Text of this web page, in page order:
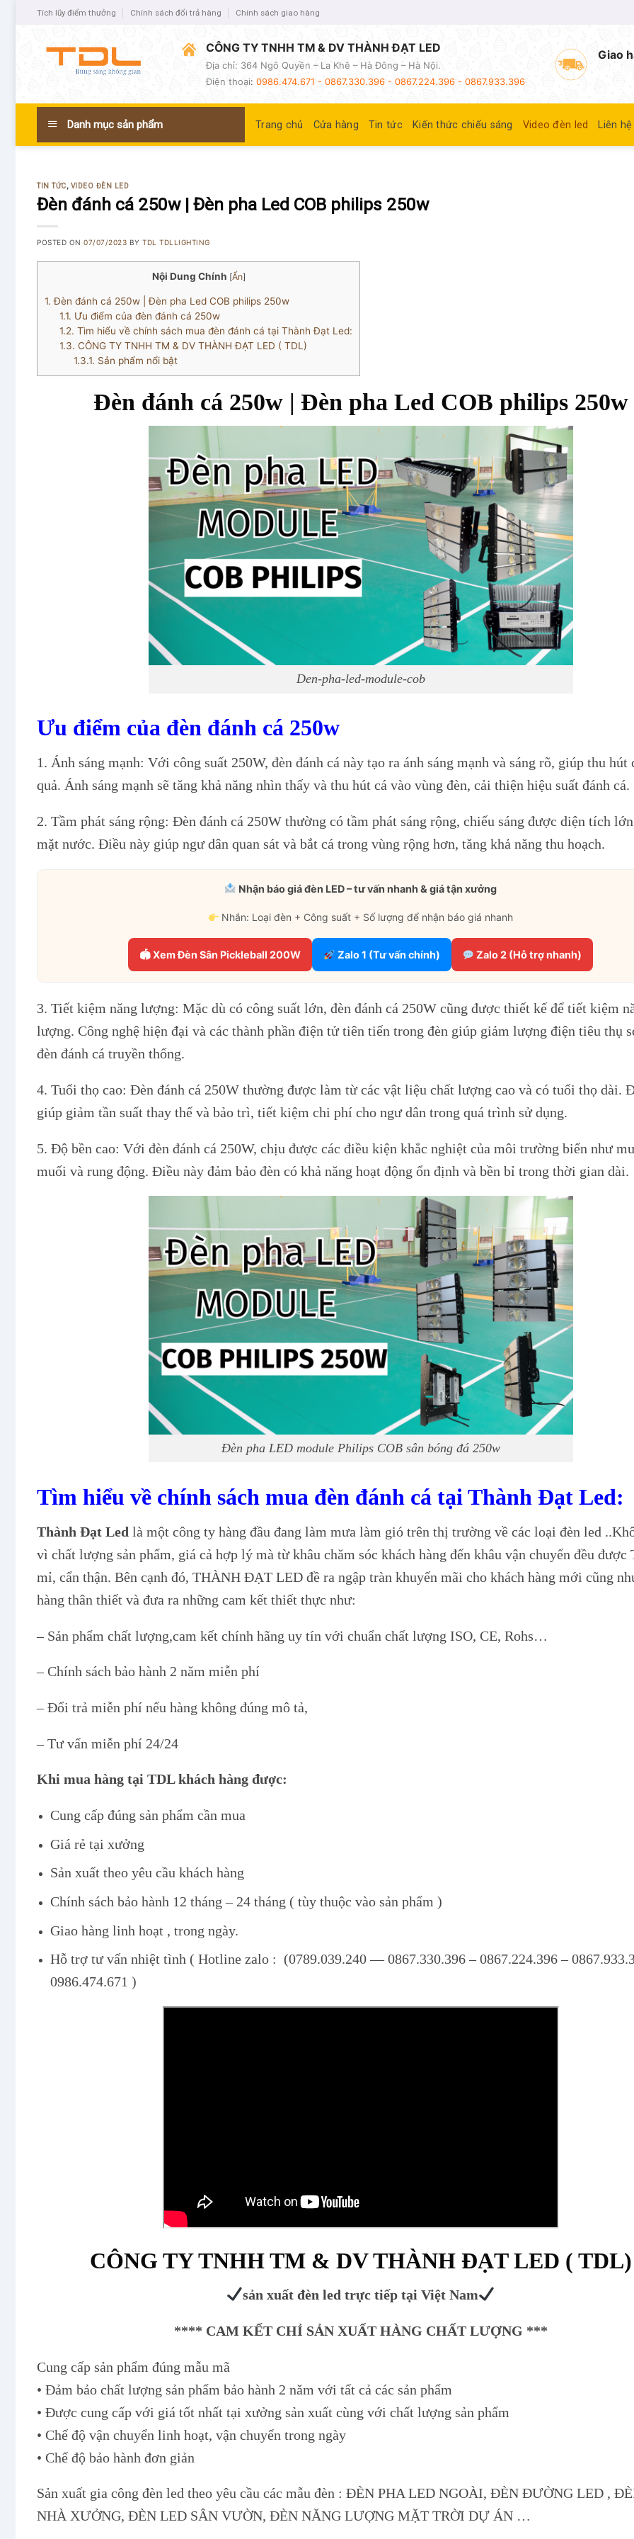
Tích lũy điểm thưởng Chính sách đổi trả hàng Chính sách giao hàng
CÔNG TY TNHH TM & DV THÀNH ĐẠT LED
Địa chỉ: 364 Ngô Quyền – La Khê – Hà Đông – Hà Nội.
Điện thoại: 0986.474.671 - 0867.330.396 - 0867.224.396 - 0867.933.396
Giao
Danh mục sản phẩm Trang chủ Cửa hàng Tin tức Kiến thức chiếu sáng Video đèn led Liên hệ
TIN TỨC, VIDEO ĐÈN LED
Đèn đánh cá 250w | Đèn pha Led COB philips 250w
POSTED ON07/07/2023 BYTDL TDLLIGHTING
Nội Dung Chính [Ẩn]
1. Đèn đánh cá 250w | Đèn pha Led COB philips 250w
1.1. Ưu điểm của đèn đánh cá 250w
1.2. Tìm hiểu về chính sách mua đèn đánh cá tại Thành Đạt Led:
1.3. CÔNG TY TNHH TM & DV THÀNH ĐẠT LED ( TDL)
1.3.1. Sản phẩm nổi bật
Đèn đánh cá 250w | Đèn pha Led COB philips 250w
Den-pha-led-module-cob
Ưu điểm của đèn đánh cá 250w
1. Ánh sáng mạnh: Với công suất 250W, đèn đánh cá này tạo ra ánh sáng mạnh và sáng rõ, giúp thu hút
quả. Ánh sáng mạnh sẽ tăng khả năng nhìn thấy và thu hút cá vào vùng đèn, cải thiện hiệu suất đánh cá.
2. Tầm phát sáng rộng: Đèn đánh cá 250W thường có tầm phát sáng rộng, chiếu sáng được diện tích
mặt nước. Điều này giúp ngư dân quan sát và bắt cá trong vùng rộng hơn, tăng khả năng thu hoạch.
Nhận báo giá đèn LED – tư vấn nhanh & giá tận xưởng
Nhắn: Loại đèn + Công suất + Số lượng để nhận báo giá nhanh
🏟 Xem Đèn Sân Pickleball 200W Zalo 1 (Tư vấn chính) Zalo 2 (Hỗ trợ nhanh)
3. Tiết kiệm năng lượng: Mặc dù có công suất lớn, đèn đánh cá 250W cũng được thiết kế để tiết kiệm
lượng. Công nghệ hiện đại và các thành phần điện tử tiên tiến trong đèn giúp giảm lượng điện tiêu thụ
đèn đánh cá truyền thống.
4. Tuổi thọ cao: Đèn đánh cá 250W thường được làm từ các vật liệu chất lượng cao và có tuổi thọ dài.
giúp giảm tần suất thay thế và bảo trì, tiết kiệm chi phí cho ngư dân trong quá trình sử dụng.
5. Độ bền cao: Với đèn đánh cá 250W, chịu được các điều kiện khắc nghiệt của môi trường biển như
muối và rung động. Điều này đảm bảo đèn có khả năng hoạt động ổn định và bền bỉ trong thời gian dài.
Đèn pha LED module Philips COB sân bóng đá 250w
Tìm hiểu về chính sách mua đèn đánh cá tại Thành Đạt Led:
Thành Đạt Led là một công ty hàng đầu đang làm mưa làm gió trên thị trường về các loại đèn led
vì chất lượng sản phẩm, giá cả hợp lý mà từ khâu chăm sóc khách hàng đến khâu vận chuyển đều được
mỉ, cẩn thận. Bên cạnh đó, THÀNH ĐẠT LED đề ra ngập tràn khuyến mãi cho khách hàng mới cũng
hàng thân thiết và đưa ra những cam kết thiết thực như:
– Sản phẩm chất lượng,cam kết chính hãng uy tín với chuẩn chất lượng ISO, CE, Rohs…
– Chính sách bảo hành 2 năm miễn phí
– Đổi trả miễn phí nếu hàng không đúng mô tả,
– Tư vấn miễn phí 24/24
Khi mua hàng tại TDL khách hàng được:
Cung cấp đúng sản phẩm cần mua
Giá rẻ tại xưởng
Sản xuất theo yêu cầu khách hàng
Chính sách bảo hành 12 tháng – 24 tháng ( tùy thuộc vào sản phẩm )
Giao hàng linh hoạt , trong ngày.
Hỗ trợ tư vấn nhiệt tình ( Hotline zalo : (0789.039.240 — 0867.330.396 – 0867.224.396 –
0986.474.671 )
CÔNG TY TNHH TM & DV THÀNH ĐẠT LED ( TDL)
sản xuất đèn led trực tiếp tại Việt Nam
**** CAM KẾT CHỈ SẢN XUẤT HÀNG CHẤT LƯỢNG ***
Cung cấp sản phẩm đúng mẫu mã
• Đảm bảo chất lượng sản phẩm bảo hành 2 năm với tất cả các sản phẩm
• Được cung cấp với giá tốt nhất tại xưởng sản xuất cùng với chất lượng sản phẩm
• Chế độ vận chuyển linh hoạt, vận chuyển trong ngày
• Chế độ bảo hành đơn giản
Sản xuất gia công đèn led theo yêu cầu các mẫu đèn : ĐÈN PHA LED NGOÀI, ĐÈN ĐƯỜNG LED ,
NHÀ XƯỞNG, ĐÈN LED SÂN VƯỜN, ĐÈN NĂNG LƯỢNG MẶT TRỜI DỰ ÁN …